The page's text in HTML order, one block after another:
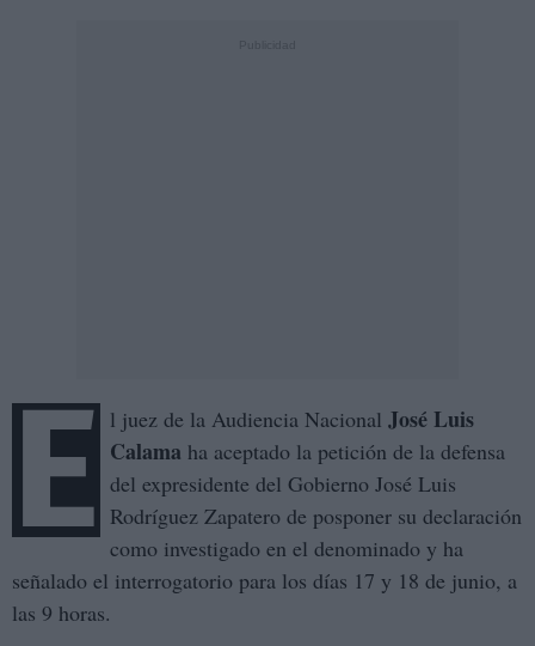
E l juez de la Audiencia Nacional José Luis
Calama ha aceptado la petición de la defensa
del expresidente del Gobierno José Luis
Rodríguez Zapatero de posponer su declaración
como investigado en el denominado y ha
señalado el interrogatorio para los días 17 y 18 de junio, a
las 9 horas.